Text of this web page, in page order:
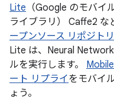
Lite （Google のモバイ
ライブラリ） Caffe2 な
ープンソース リポジトリ
Lite は、Neural
ルを実行します。
ート リプライをモバイ
ょう。